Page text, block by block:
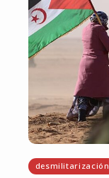
desmilitarización